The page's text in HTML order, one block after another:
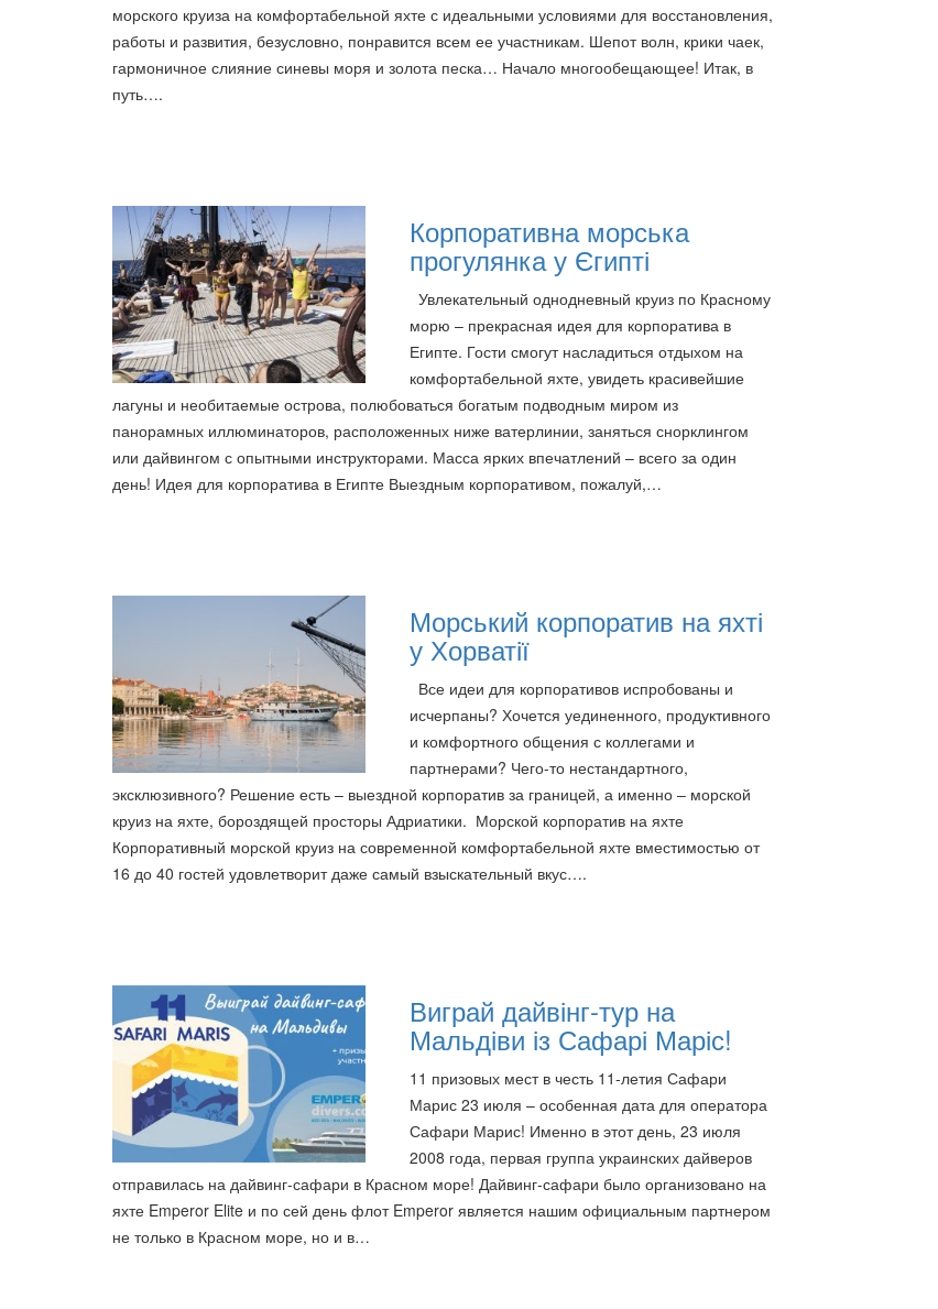
морского круиза на комфортабельной яхте с идеальными условиями для восстановления,
работы и развития, безусловно, понравится всем ее участникам. Шепот волн, крики чаек,
гармоничное слияние синевы моря и золота песка… Начало многообещающее! Итак, в
путь….
Корпоративна морська
прогулянка у Єгипті
Увлекательный однодневный круиз по Красному
морю – прекрасная идея для корпоратива в
Египте. Гости смогут насладиться отдыхом на
комфортабельной яхте, увидеть красивейшие
лагуны и необитаемые острова, полюбоваться богатым подводным миром из
панорамных иллюминаторов, расположенных ниже ватерлинии, заняться снорклингом
или дайвингом с опытными инструкторами. Масса ярких впечатлений – всего за один
день! Идея для корпоратива в Египте Выездным корпоративом, пожалуй,…
Морський корпоратив на яхті
у Хорватії
Все идеи для корпоративов испробованы и
исчерпаны? Хочется уединенного, продуктивного
и комфортного общения с коллегами и
партнерами? Чего-то нестандартного,
эксклюзивного? Решение есть – выездной корпоратив за границей, а именно – морской
круиз на яхте, бороздящей просторы Адриатики. Морской корпоратив на яхте
Корпоративный морской круиз на современной комфортабельной яхте вместимостью от
16 до 40 гостей удовлетворит даже самый взыскательный вкус….
Виграй дайвінг-тур на
Мальдіви із Сафарі Маріс!
11 призовых мест в честь 11-летия Сафари
Марис 23 июля – особенная дата для оператора
Сафари Марис! Именно в этот день, 23 июля
2008 года, первая группа украинских дайверов
отправилась на дайвинг-сафари в Красном море! Дайвинг-сафари было организовано на
яхте Emperor Elite и по сей день флот Emperor является нашим официальным партнером
не только в Красном море, но и в…